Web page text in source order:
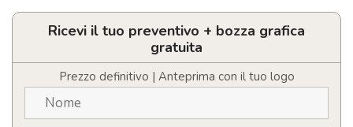
4
sottobicchieri
Ricevi il tuo preventivo + bozza grafica
gratuita
Prezzo definitivo | Anteprima con il tuo logo